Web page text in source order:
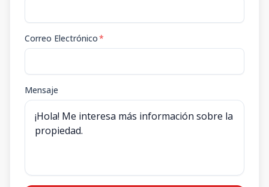
Correo Electrónico*
Mensaje